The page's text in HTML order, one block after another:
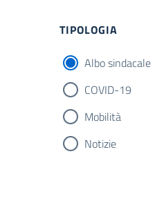
TIPOLOGIA
Albo sindacale
COVID-19
Mobilità
Notizie